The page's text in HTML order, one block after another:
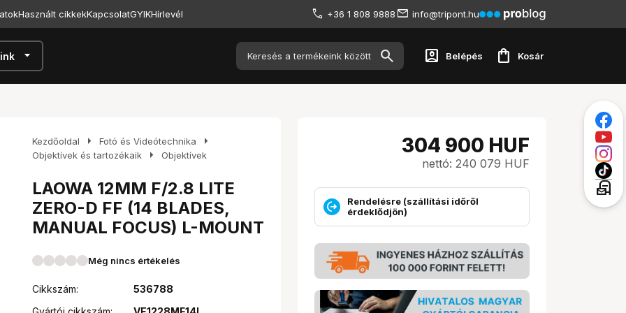
Használt cikkekKapcsolatGYIKHírlevél +36 1 808 9888 info@tripont.hu
arrow_drop_down account_box Belépés shopping_bag Kosár
Kezdőoldal arrow_right Fotó és Videótechnika arrow_right
Objektívek és tartozékaik arrow_right Objektívek
LAOWA 12MM F/2.8 LITE
ZERO-D FF (14 BLADES,
MANUAL FOCUS) L-MOUNT
Még nincs értékelés
Cikkszám:
536788
304 900 HUF
nettó: 240 079 HUF
Rendelésre (szállítási időről
érdeklődjön)
local_post_office